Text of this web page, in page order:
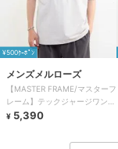
¥500ｸｰﾎﾟﾝ
メンズメルローズ
【MASTER FRAME/マスターフ
レーム】テックジャージワンポ
イントロゴTシャツ
¥ 5,390